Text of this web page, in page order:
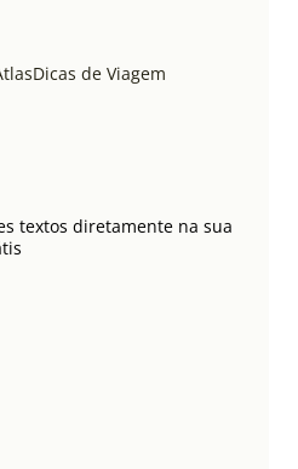
Dicas de Viagem
textos diretamente na sua